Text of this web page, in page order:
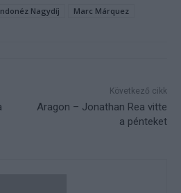
Nagydíj Marc Márquez
Következő cikk
Aragon – Jonathan Rea vitte
a pénteket